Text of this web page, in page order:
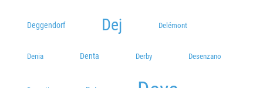
Deggendorf Dej Delémont
Denia Denta Derby Desenzano